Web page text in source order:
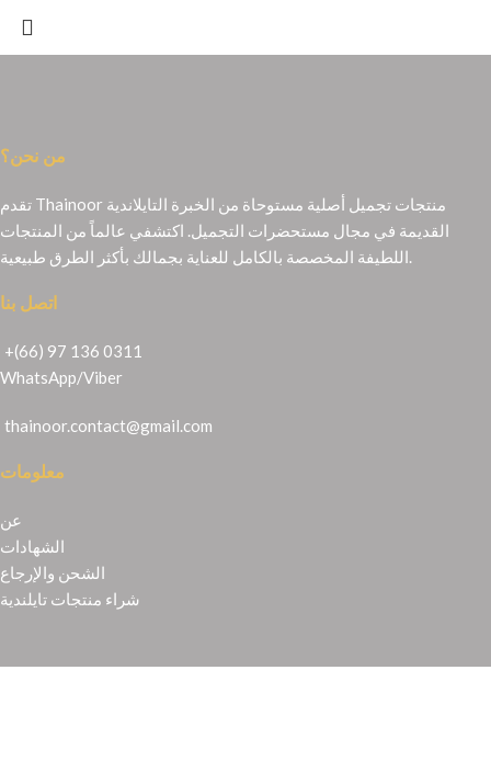
من نحن؟
تقدم Thainoor منتجات تجميل أصلية مستوحاة من الخبرة التايلاندية
القديمة في مجال مستحضرات التجميل. اكتشفي عالماً من المنتجات
اللطيفة المخصصة بالكامل للعناية بجمالك بأكثر الطرق طبيعية.
اتصل بنا
+(66) 97 136 0311
WhatsApp/Viber
thainoor.contact@gmail.com
معلومات
عن
الشهادات
الشحن والإرجاع
شراء منتجات تايلندية